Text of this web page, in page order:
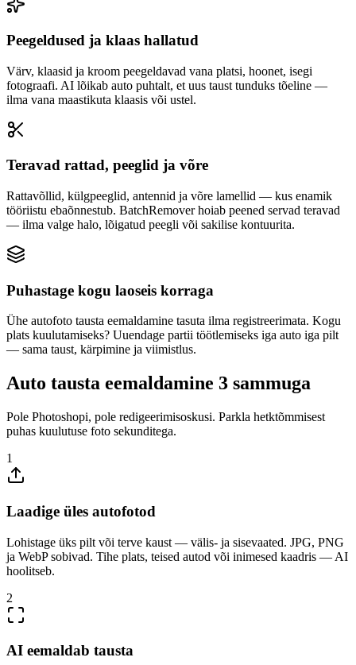
Peegeldused ja klaas hallatud
Värv, klaasid ja kroom peegeldavad vana platsi, hoonet, isegi
fotograafi. AI lõikab auto puhtalt, et uus taust tunduks tõeline —
ilma vana maastikuta klaasis või ustel.
Teravad rattad, peeglid ja võre
Rattavõllid, külgpeeglid, antennid ja võre lamellid — kus enamik
tööriistu ebaõnnestub. BatchRemover hoiab peened servad teravad
— ilma valge halo, lõigatud peegli või sakilise kontuurita.
Puhastage kogu laoseis korraga
Ühe autofoto tausta eemaldamine tasuta ilma registreerimata. Kogu
plats kuulutamiseks? Uuendage partii töötlemiseks iga auto iga pilt
— sama taust, kärpimine ja viimistlus.
Auto tausta eemaldamine 3 sammuga
Pole Photoshopi, pole redigeerimisoskusi. Parkla hetktõmmisest
puhas kuulutuse foto sekunditega.
1
Laadige üles autofotod
Lohistage üks pilt või terve kaust — välis- ja sisevaated. JPG, PNG
ja WebP sobivad. Tihe plats, teised autod või inimesed kaadris — AI
hoolitseb.
2
AI eemaldab tausta